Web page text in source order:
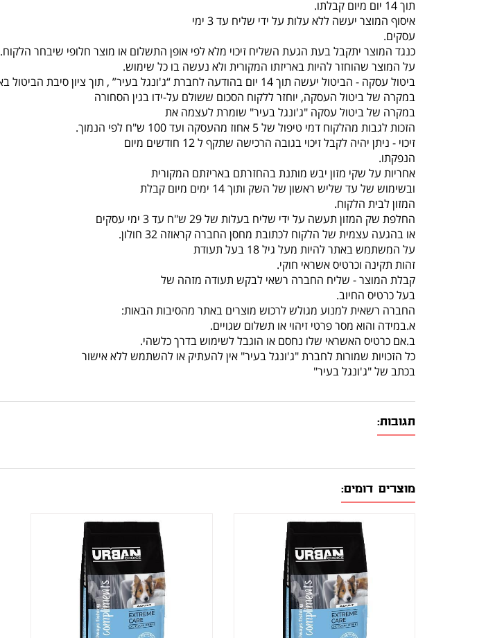
תוך 14 יום מיום קבלתו.
איסוף המוצר יעשה ללא עלות על ידי שליח עד 3 ימי
עסקים.
כנגד המוצר יתקבל בעת הגעת השליח זיכוי מלא לפי אופן התשלום או מוצר חלופי שיבחר הלקוח.
על המוצר שהוחזר להיות באריזתו המקורית ולא נעשה בו כל שימוש.
ביטול עסקה - הביטול יעשה תוך 14 יום בהודעה לחברת “ג'ונגל בעיר” , תוך ציון סיבת הביטול באמצעות טלפון 077-5523309.
במקרה של ביטול העסקה, יוחזר ללקוח הסכום ששולם על-ידו בגין הסחורה
במקרה של ביטול עסקה "ג'ונגל בעיר" שומרת לעצמה את
הזכות לגבות מהלקוח דמי טיפול של 5 אחוז מהעסקה ועד 100 ש"ח לפי הנמוך.
זיכוי - ניתן יהיה לקבל זיכוי בגובה הרכישה שתקף ל 12 חודשים מיום
הנפקתו.
אחריות על שקי מזון יבש מותנת בהחזרתם באריזתם המקורית
ובשימוש של עד שליש ראשון של השק ותוך 14 ימים מיום קבלת
המזון לבית הלקוח.
החלפת שק המזון תעשה על ידי שליח בעלות של 29 ש"ח עד 3 ימי עסקים
או בהגעה עצמית של הלקוח לכתובת מחסן החברה קראוזה 32 חולון.
על המשתמש באתר להיות מעל גיל 18 בעל תעודת
זהות תקינה וכרטיס אשראי חוקי.
קבלת המוצר - שליח החברה רשאי לבקש תעודה מזהה של
בעל כרטיס החיוב.
החברה רשאית למנוע מגולש לרכוש מוצרים באתר מהסיבות הבאות:
א.במידה והוא מסר פרטי זיהוי או תשלום שגויים.
ב.אם כרטיס האשראי שלו נחסם או הוגבל לשימוש בדרך כלשהי.
כל הזכויות שמורות לחברת "ג'ונגל בעיר" אין להעתיק או להשתמש ללא אישור
בכתב של "ג'ונגל בעיר"
תגובות:
מוצרים דומים: